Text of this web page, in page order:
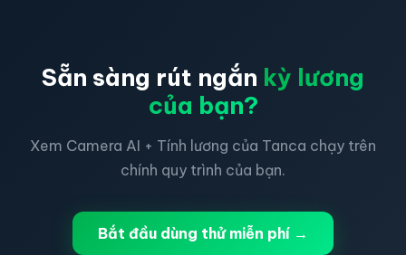
Sẵn sàng rút ngắn kỳ lương
của bạn?
Xem Camera AI + Tính lương của Tanca chạy trên
chính quy trình của bạn.
Bắt đầu dùng thử miễn phí →